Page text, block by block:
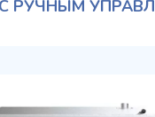
С РУЧНЫМ